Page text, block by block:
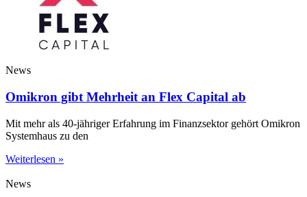
News
Omikron gibt Mehrheit an Flex Capital ab
Mit mehr als 40-jähriger Erfahrung im Finanzsektor gehört Omikron
Systemhaus zu den
Weiterlesen »
News